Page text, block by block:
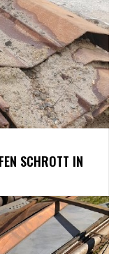
SCHROTT IN